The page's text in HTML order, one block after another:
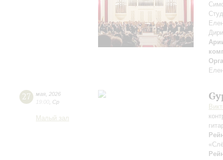
27 мая 2026
19:00 Ср
Малый зал